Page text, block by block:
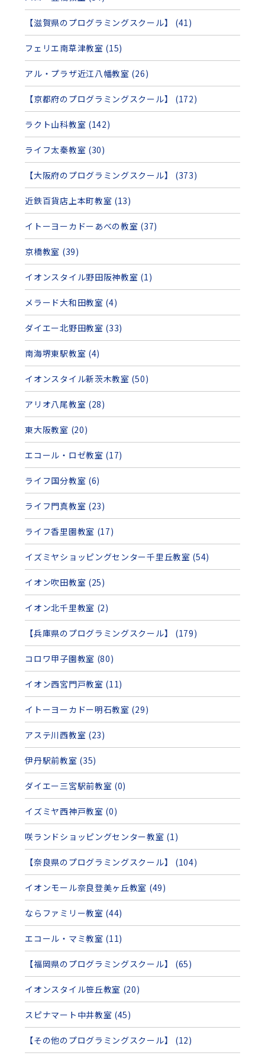
【滋賀県のプログラミングスクール】 (41)
フェリエ南草津教室 (15)
アル・プラザ近江八幡教室 (26)
【京都府のプログラミングスクール】 (172)
ラクト山科教室 (142)
ライフ太秦教室 (30)
【大阪府のプログラミングスクール】 (373)
近鉄百貨店上本町教室 (13)
イトーヨーカドーあべの教室 (37)
京橋教室 (39)
イオンスタイル野田阪神教室 (1)
メラード大和田教室 (4)
ダイエー北野田教室 (33)
南海堺東駅教室 (4)
イオンスタイル新茨木教室 (50)
アリオ八尾教室 (28)
東大阪教室 (20)
エコール・ロゼ教室 (17)
ライフ国分教室 (6)
ライフ門真教室 (23)
ライフ香里園教室 (17)
イズミヤショッピングセンター千里丘教室 (54)
イオン吹田教室 (25)
イオン北千里教室 (2)
【兵庫県のプログラミングスクール】 (179)
コロワ甲子園教室 (80)
イオン西宮門戸教室 (11)
イトーヨーカドー明石教室 (29)
アステ川西教室 (23)
伊丹駅前教室 (35)
ダイエー三宮駅前教室 (0)
イズミヤ西神戸教室 (0)
咲ランドショッピングセンター教室 (1)
【奈良県のプログラミングスクール】 (104)
イオンモール奈良登美ヶ丘教室 (49)
ならファミリー教室 (44)
エコール・マミ教室 (11)
【福岡県のプログラミングスクール】 (65)
イオンスタイル笹丘教室 (20)
スピナマート中井教室 (45)
【その他のプログラミングスクール】 (12)